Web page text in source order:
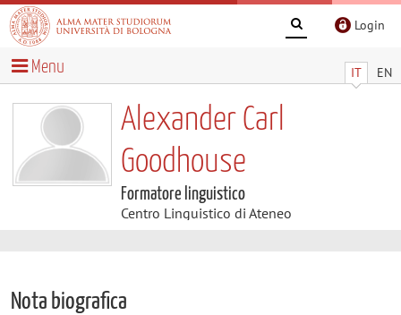
Login
IT EN
Menu
Alexander Carl
Goodhouse
Formatore linguistico
Centro Linguistico di Ateneo
Nota biografica